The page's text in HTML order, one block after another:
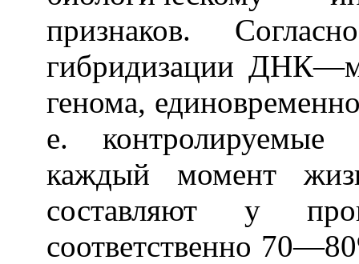
признаков.
гибридизации
генома,
е. контролируемые
каждый момент
составляют у
соответственно